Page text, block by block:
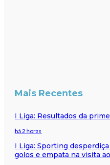
Mais Recentes
I Liga: Resultados da
há 2 horas
I Liga: Sporting
golos e empata na visita